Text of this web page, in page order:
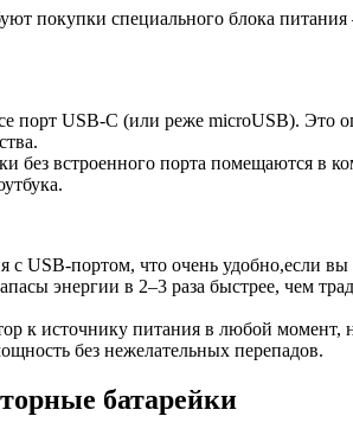
покупки специального блока
USB-C (или реже microUSB). Это
без встроенного порта помещаются в
USB-портом, что очень удобно,если вы
энергии в 2–3 раза быстрее, чем
к источнику питания в любой
без нежелательных перепадов.
батарейки